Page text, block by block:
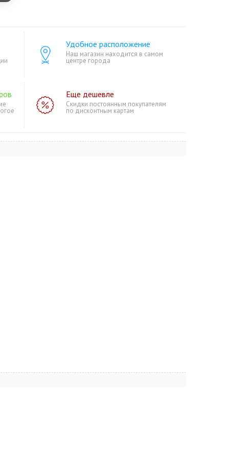
Удобное расположение
Наш магазин находится в самом
центре города
Еще дешевле
Скидки постоянным покупателям
по дисконтным картам